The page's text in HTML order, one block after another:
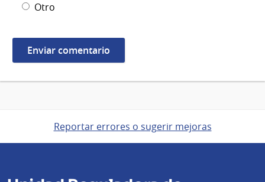
Otro
Reportar errores o sugerir mejoras